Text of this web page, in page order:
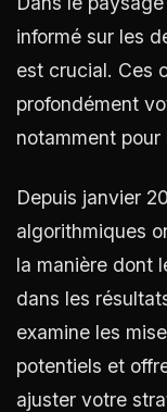
informé sur les
est crucial. Ces
profondément
notamment pour
Depuis janvier
algorithmiques
la manière dont
dans les
examine les
potentiels et
ajuster votre